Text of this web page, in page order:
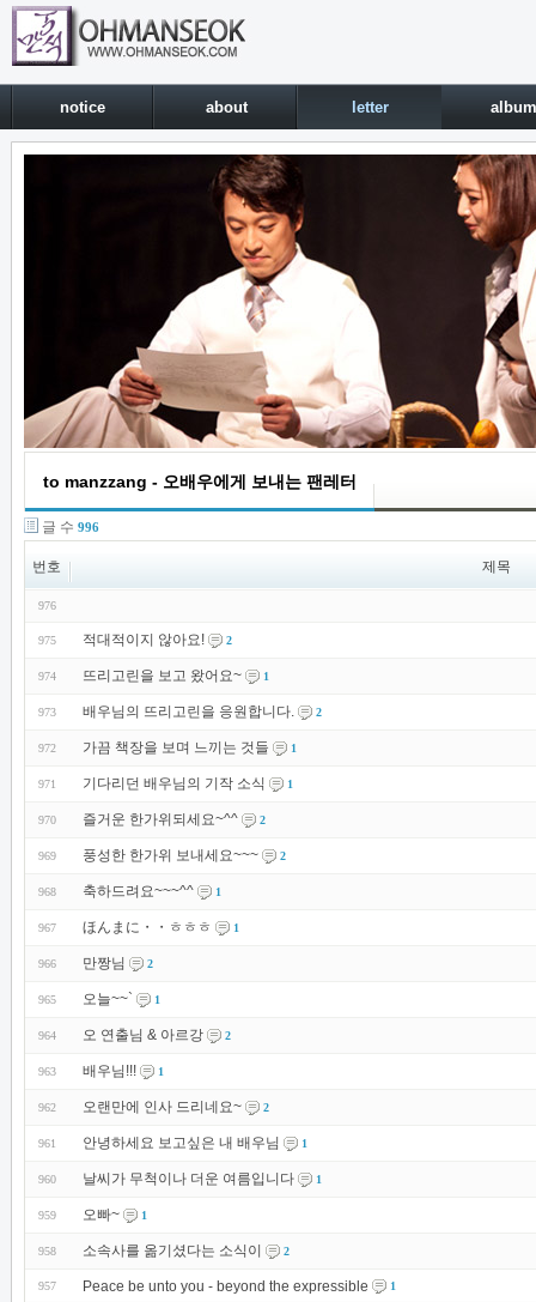
notice about letter album
to manzzang - 오배우에게 보내는 팬레터
글 수 996
번호 제목
976
975 적대적이지 않아요! 2
974 뜨리고린을 보고 왔어요~ 1
973 배우님의 뜨리고린을 응원합니다. 2
972 가끔 책장을 보며 느끼는 것들 1
971 기다리던 배우님의 기작 소식 1
970 즐거운 한가위되세요~^^ 2
969 풍성한 한가위 보내세요~~~ 2
968 축하드려요~~~^^ 1
967 ほんまに・・ㅎㅎㅎ 1
966 만짱님 2
965 오늘~~` 1
964 오 연출님 & 아르강 2
963 배우님!!! 1
962 오랜만에 인사 드리네요~ 2
961 안녕하세요 보고싶은 내 배우님 1
960 날씨가 무척이나 더운 여름입니다 1
959 오빠~ 1
958 소속사를 옮기셨다는 소식이 2
957 Peace be unto you - beyond the expressible 1